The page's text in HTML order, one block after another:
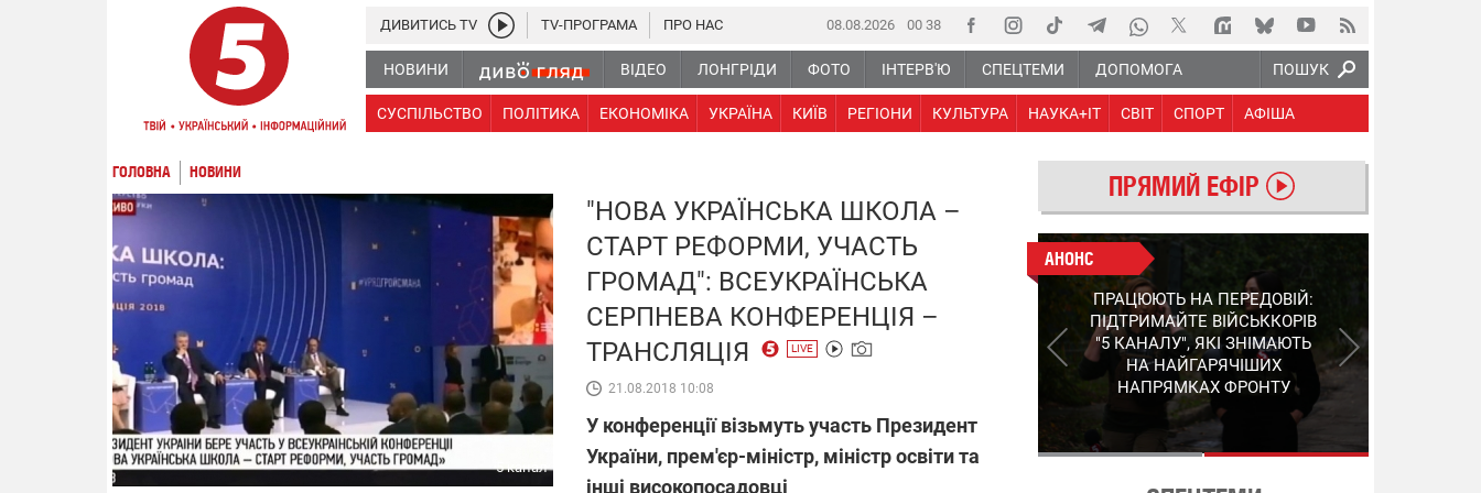
ПОШУК
08.08.2026 00:38
НОВИНИ ВІДЕО ЛОНГРІДИ ФОТО ІНТЕРВ'Ю СПЕЦТЕМИ ДОПОМОГА
СУСПІЛЬСТВО ПОЛІТИКА ЕКОНОМІКА УКРАЇНА КИЇВ РЕГІОНИ КУЛЬТУРА НАУКА+IT СВІТ СПОРТ АФІША
ДИВИТИСЬ TV TV-ПРОГРАМА ПРО НАС
ГОЛОВНА НОВИНИ
5 канал
"НОВА УКРАЇНСЬКА ШКОЛА –
СТАРТ РЕФОРМИ, УЧАСТЬ
ГРОМАД": ВСЕУКРАЇНСЬКА
СЕРПНЕВА КОНФЕРЕНЦІЯ –
ТРАНСЛЯЦІЯ
LIVE
21.08.2018 10:08
У конференції візьмуть участь Президент
України, прем'єр-міністр, міністр освіти та
інші високопосадовці
ПРЯМИЙ ЕФІР
АНОНС
КІНЕЦЬ ВОРОЖИМ
"МОЛНІЯМ" ТА FPV: ЯК
УКРАЇНСЬКИЙ STEP-3
ЗМІНЮЄ ПРАВИЛА ГРИ –
ПОДРОБИЦІ ПРО
ПЕРЕХОПЛЮВАЧ
АНОНС
ПРАЦЮЮТЬ НА ПЕРЕДОВІЙ:
ПІДТРИМАЙТЕ ВІЙСЬККОРІВ
"5 КАНАЛУ", ЯКІ ЗНІМАЮТЬ
НА НАЙГАРЯЧІШИХ
НАПРЯМКАХ ФРОНТУ